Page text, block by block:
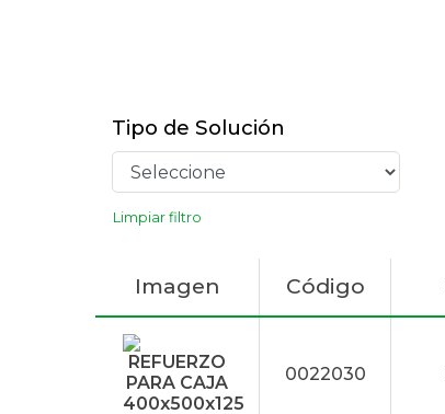
Tipo de Solución
Limpiar filtro
Imagen Código
0022030